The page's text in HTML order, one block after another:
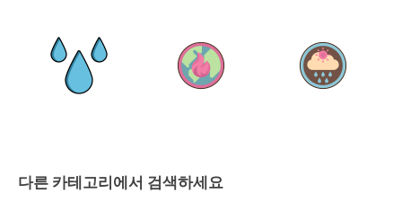
다른 카테고리에서 검색하세요